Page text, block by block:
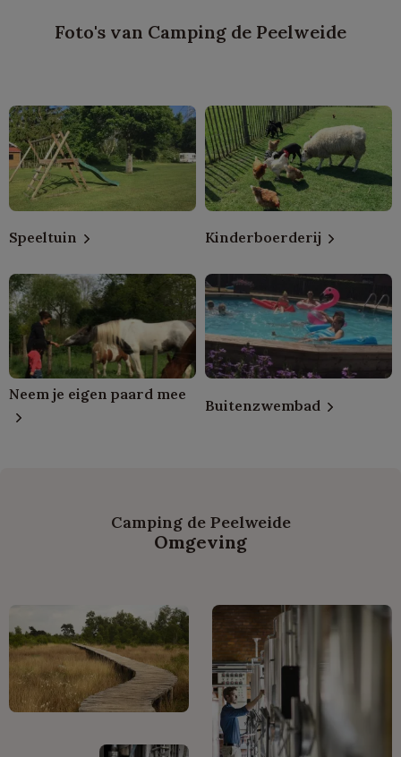
Foto's van Camping de Peelweide
Speeltuin Kinderboerderij
Neem je eigen paard mee
Buitenzwembad
Camping de Peelweide
Omgeving